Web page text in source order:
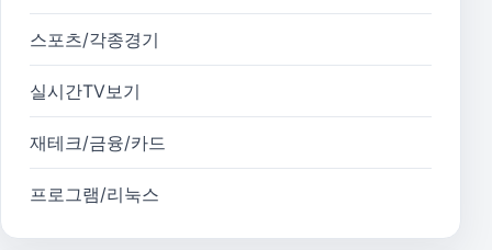
스포츠/각종경기
실시간TV보기
재테크/금융/카드
프로그램/리눅스